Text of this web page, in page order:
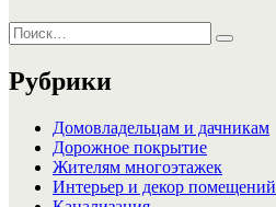
Искать:
Поиск
Рубрики
Домовладельцам и дачникам
Дорожное покрытие
Жителям многоэтажек
Интерьер и декор помещений